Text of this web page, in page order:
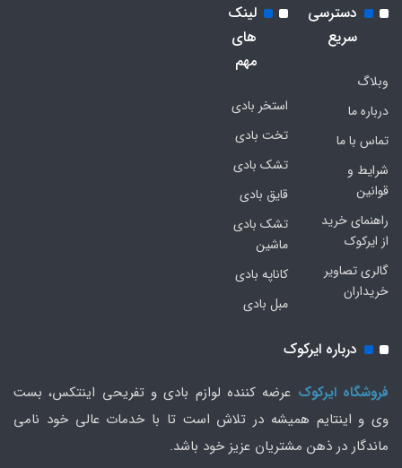
دسترسی
سریع
وبلاگ
درباره ما
تماس با ما
شرایط و
قوانین
راهنمای خرید
از ایرکوک
گالری تصاویر
خریداران
لینک
های
مهم
استخر بادی
تخت بادی
تشک بادی
قایق بادی
تشک بادی
ماشین
کاناپه بادی
مبل بادی
درباره ایرکوک
فروشگاه ایرکوک عرضه کننده لوازم بادی و تفریحی اینتکس، بست
وی و اینتایم همیشه در تلاش است تا با خدمات عالی خود نامی
ماندگار در ذهن مشتریان عزیز خود باشد.